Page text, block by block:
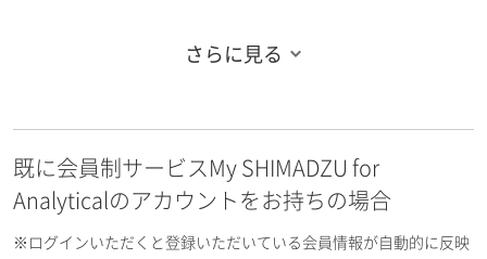
お名前フリガナ（名）
さらに見る
既に会員制サービスMy SHIMADZU for
Analyticalのアカウントをお持ちの場合
※ログインいただくと登録いただいている会員情報が自動的に反映